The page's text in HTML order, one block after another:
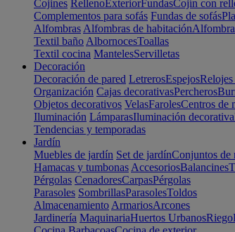
Cojines RellenoExteriorFundasCojín con
Complementos para sofás Fundas de sofás
Alfombras Alfombras de habitación
Textil baño AlbornocesToallas
Textil cocina MantelesServilletas
Decoración
Decoración de pared LetrerosEspejosRelojes
Organización Cajas decorativasPercheros
Objetos decorativos VelasFarolesCentros de
Iluminación LámparasIluminación decorativa
Tendencias y temporadas
Jardín
Muebles de jardín Set de jardínConjuntos de
Hamacas y tumbonas AccesoriosBalancines
Pérgolas CenadoresCarpasPérgolas
Parasoles SombrillasParasolesToldos
Almacenamiento ArmariosArcones
Jardinería MaquinariaHuertos UrbanosRiego